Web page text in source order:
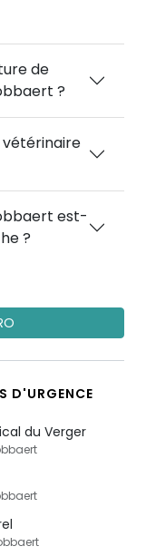
de
?
vétérinaire
est-
?
D'URGENCE
du Verger